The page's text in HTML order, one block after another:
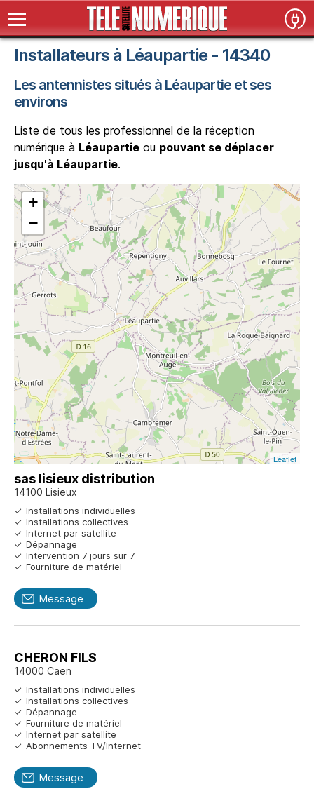
Installateurs à Léaupartie - 14340
Les antennistes situés à Léaupartie et ses
environs
Liste de tous les professionnel de la réception
numérique à Léaupartie ou pouvant se déplacer
jusqu'à Léaupartie.
+
−
Leaflet
sas lisieux distribution
14100 Lisieux
Installations individuelles
Installations collectives
Internet par satellite
Dépannage
Intervention 7 jours sur 7
Fourniture de matériel
Message
CHERON FILS
14000 Caen
Installations individuelles
Installations collectives
Dépannage
Fourniture de matériel
Internet par satellite
Abonnements TV/Internet
Message